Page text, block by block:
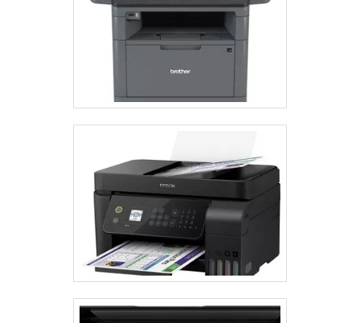
marcam lote, validade, fabricação, entre outras
informações em produtos e equipamentos de
automatização de envolvimento de paletes com
ótima qualidade e proteção.Apresentando produtos
de alto padrão, a empresa conta com profissionais
Suljett do Brasil é uma empresa que tem
despontado no segmento por toda seriedade e
qualidade, o que fecha todo o ciclo de entrega com
excelência para seus parceiros..